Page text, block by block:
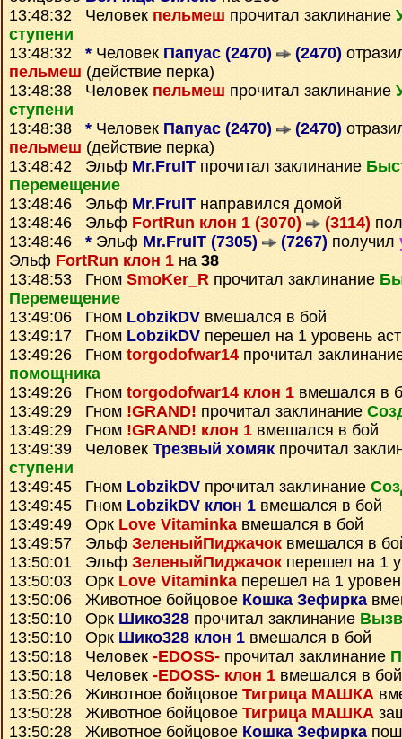
13:48:32 Человек пельмеш прочитал заклинание
ступени
13:48:32 * Человек Папуас (2470) (2470)
пельмеш (действие перка)
13:48:38 Человек пельмеш прочитал заклинание
ступени
13:48:38 * Человек Папуас (2470) (2470)
пельмеш (действие перка)
13:48:42 Эльф Mr.FruIT прочитал заклинание
Перемещение
13:48:46 Эльф Mr.FruIT направился домой
13:48:46 Эльф FortRun клон 1 (3070) (3114)
13:48:46 * Эльф Mr.FruIT (7305) (7267) получил
Эльф FortRun клон 1 на 38
13:48:53 Гном SmoKer_R прочитал заклинание
Перемещение
13:49:06 Гном LobzikDV вмешался в бой
13:49:17 Гном LobzikDV перешел на 1 уровень
13:49:26 Гном torgodofwar14 прочитал
помощника
13:49:26 Гном torgodofwar14 клон 1 вмешался в
13:49:29 Гном !GRAND! прочитал заклинание
13:49:29 Гном !GRAND! клон 1 вмешался в бой
13:49:39 Человек Трезвый хомяк прочитал
ступени
13:49:45 Гном LobzikDV прочитал заклинание
13:49:45 Гном LobzikDV клон 1 вмешался в бой
13:49:49 Орк Love Vitaminkaвмешался в бой
13:49:57 Эльф ЗеленыйПиджачок вмешался в
13:50:01 Эльф ЗеленыйПиджачок перешел на 1
13:50:03 Орк Love Vitaminka перешел на 1
13:50:06 Животное бойцовое Кошка Зефирка
13:50:10 Орк Шико328 прочитал заклинание
13:50:10 Орк Шико328 клон 1 вмешался в бой
13:50:18 Человек -EDOSS- прочитал заклинание
13:50:18 Человек -EDOSS- клон 1 вмешался в бой
13:50:26 Животное бойцовое Тигрица МАШКА
13:50:28 Животное бойцовое Тигрица МАШКА
13:50:28 Животное бойцовое Кошка Зефирка